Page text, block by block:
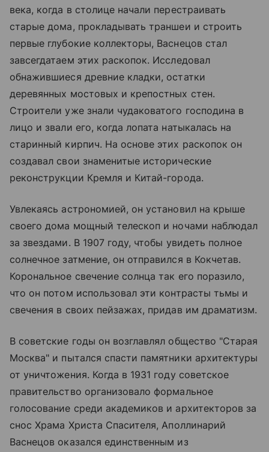
века, когда в столице начали перестраивать
старые дома, прокладывать траншеи и строить
первые глубокие коллекторы, Васнецов стал
завсегдатаем этих раскопок. Исследовал
обнажившиеся древние кладки, остатки
деревянных мостовых и крепостных стен.
Строители уже знали чудаковатого господина в
лицо и звали его, когда лопата натыкалась на
старинный кирпич. На основе этих раскопок он
создавал свои знаменитые исторические
реконструкции Кремля и Китай-города.
Увлекаясь астрономией, он установил на крыше
своего дома мощный телескоп и ночами наблюдал
за звездами. В 1907 году, чтобы увидеть полное
солнечное затмение, он отправился в Кокчетав.
Корональное свечение солнца так его поразило,
что он потом использовал эти контрасты тьмы и
свечения в своих пейзажах, придав им драматизм.
В советские годы он возглавлял общество "Старая
Москва" и пытался спасти памятники архитектуры
от уничтожения. Когда в 1931 году советское
правительство организовало формальное
голосование среди академиков и архитекторов за
сносХрама Христа Спасителя, Аполлинарий
Васнецов оказался единственным из